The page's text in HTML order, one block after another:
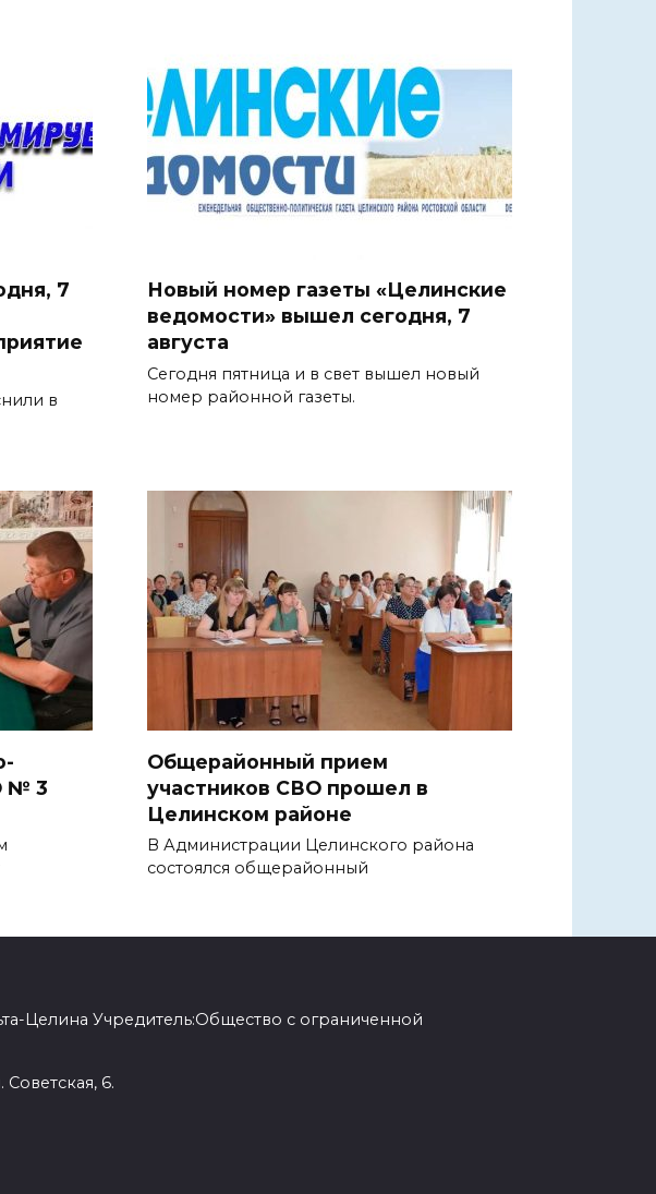
7
в
Новый номер газеты «Целинские
ведомости» вышел сегодня, 7
августа
Сегодня пятница и в свет вышел новый
номер районной газеты.
№ 3
Общерайонный прием
участников СВО прошел в
Целинском районе
В Администрации Целинского района
состоялся общерайонный
Целина Учредитель:Общество с ограниченной
6.